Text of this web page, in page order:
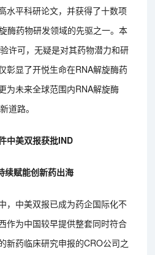
水平科研论文，并获得了十数项
酶药物研发领域的先驱之一。本
许可，无疑是对其药物潜力和研
彰显了开悦生命在RNA解旋酶药
为未来全球范围内RNA解旋酶
道路。
中美双报获批IND
续赋能创新药出海
，中美双报已成为药企国际化不
作为中国较早提供整套同时符合
新药临床研究申报的CRO公司之